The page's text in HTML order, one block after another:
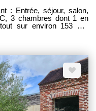
: Entrée, séjour, salon,
3 chambres dont 1 en
sur environ 153 m².